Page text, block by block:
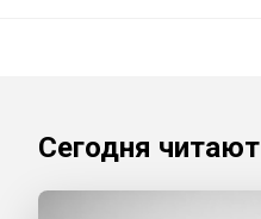
Сегодня читают